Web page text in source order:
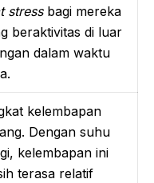
stressbagi mereka
beraktivitas di luar
dalam waktu
kelembapan
Dengan suhu
kelembapan ini
terasa relatif